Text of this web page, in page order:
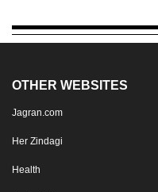
OTHER WEBSITES
Jagran.com
Her Zindagi
Health